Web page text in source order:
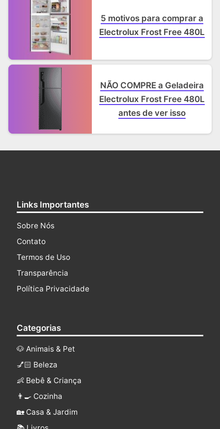
5 motivos para comprar a
Electrolux Frost Free 480L
NÃO COMPRE a Geladeira
Electrolux Frost Free 480L
antes de ver isso
Links Importantes
Sobre Nós
Contato
Termos de Uso
Transparência
Política Privacidade
Categorias
🐶 Animais & Pet
💅🏻 Beleza
👶 Bebê & Criança
👨‍🍳 Cozinha
🏡 Casa & Jardim